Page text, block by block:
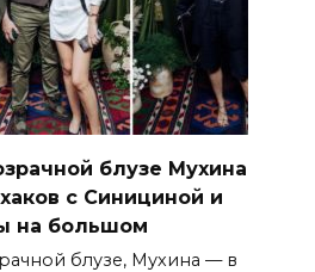
блузе Мухина
с Синициной и
на большом
блузе, Мухина — в